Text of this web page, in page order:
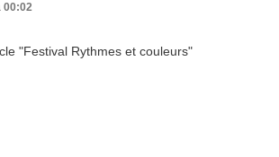
00:02